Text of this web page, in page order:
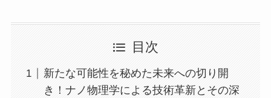
目次
新たな可能性を秘めた未来への切り開
き！ナノ物理学による技術革新とその深